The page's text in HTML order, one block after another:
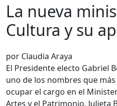
La nueva
Cultura y su
por Claudia Araya
El Presidente electo Gabriel
uno de los nombres que
ocupar el cargo en el
Artes y el Patrimonio. Julieta